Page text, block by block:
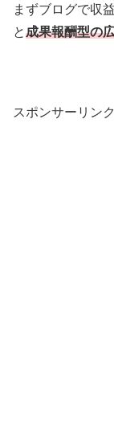
まずブログで収
と成果報酬型の
スポンサーリンク